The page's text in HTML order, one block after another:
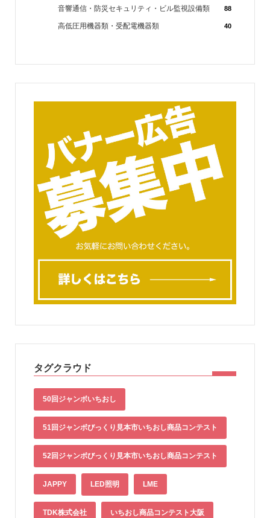
音響通信・防災セキュリティ・ビル監視設備類 88
高低圧用機器類・受配電機器類 40
タグクラウド
50回ジャンボいちおし
51回ジャンボびっくり見本市いちおし商品コンテスト
52回ジャンボびっくり見本市いちおし商品コンテスト
JAPPY LED照明 LME
TDK株式会社 いちおし商品コンテスト大阪